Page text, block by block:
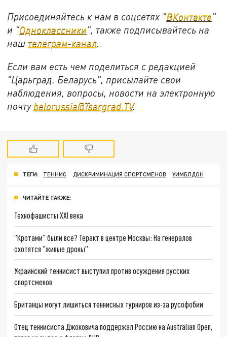
Присоединяйтесь к нам в соцсетях "ВКонтакте"
и "Одноклассники", также подписывайтесь на
наш телеграм-канал.
Если вам есть чем поделиться с редакцией
"Царьград. Беларусь", присылайте свои
наблюдения, вопросы, новости на электронную
почту belorussia@Tsargrad.TV.
ТЕГИ: ТЕННИС ДИСКРИМИНАЦИЯ СПОРТСМЕНОВ УИМБЛДОН
ЧИТАЙТЕ ТАКЖЕ:
Технофашисты XXI века
"Кротами" были все? Теракт в центре Москвы: На генералов
охотятся "живые дроны"
Украинский теннисист выступил против осуждения русских
спортсменов
Британцы могут лишиться теннисных турниров из-за русофобии
Отец теннисиста Джоковича поддержал Россию на Australian Open,